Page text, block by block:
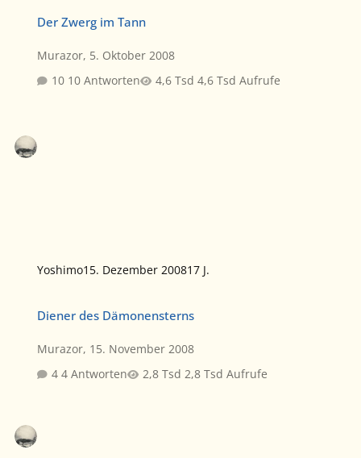
Der Zwerg im Tann
Murazor, 5. Oktober 2008
10 Antworten
4,6 Tsd Aufrufe
Yoshimo15. Dezember 200817 J.
Diener des Dämonensterns
Murazor, 15. November 2008
4 Antworten
2,8 Tsd Aufrufe